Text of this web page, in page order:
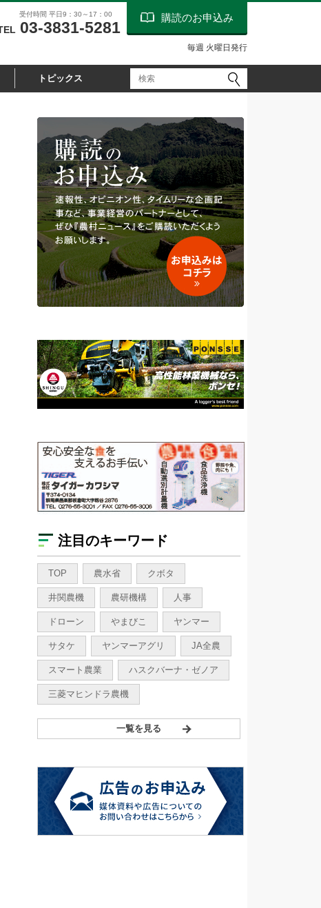
受付時間 平日9：30～17：00
03-3831-5281
購読のお申込み
毎週 火曜日発行
トピックス
注目のキーワード
TOP 農水省 クボタ
井関農機 農研機構 人事
ドローン やまびこ ヤンマー
サタケ ヤンマーアグリ JA全農
スマート農業 ハスクバーナ・ゼノア
三菱マヒンドラ農機
一覧を見る